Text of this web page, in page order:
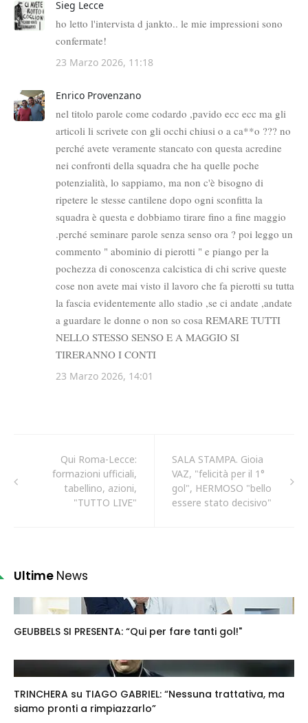
Qui Roma-Lecce:
formazioni ufficiali,
tabellino, azioni,
"TUTTO LIVE"
SALA STAMPA. Gioia
VAZ, "felicità per il 1°
gol", HERMOSO "bello
essere stato decisivo"
Ultime News
GEUBBELS SI PRESENTA: “Qui per fare tanti gol!"
TRINCHERA su TIAGO GABRIEL: “Nessuna trattativa, ma
siamo pronti a rimpiazzarlo”